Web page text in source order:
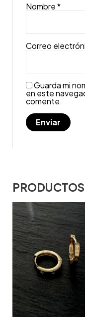
Nombre*
Correo
Guarda mi
en este
comente.